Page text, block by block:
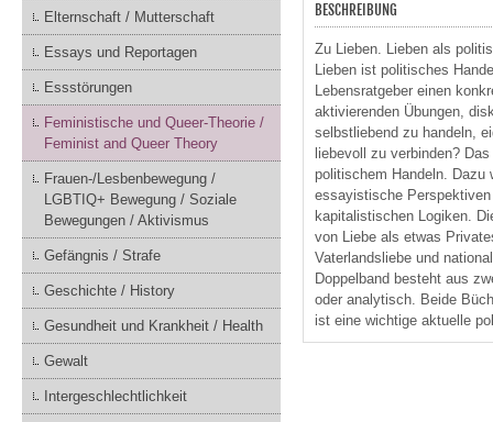
Elternschaft / Mutterschaft
Essays und Reportagen
Essstörungen
Feministische und Queer-Theorie /
Feminist and Queer Theory
Frauen-/Lesbenbewegung /
LGBTIQ+ Bewegung / Soziale
Bewegungen / Aktivismus
Gefängnis / Strafe
Geschichte / History
Gesundheit und Krankheit / Health
Gewalt
Intergeschlechtlichkeit
BESCHREIBUNG
Zu Lieben. Lieben als
Lieben ist politisches
Lebensratgeber einen
aktivierenden Übungen,
selbstliebend zu handeln,
liebevoll zu verbinden?
politischem Handeln. Dazu
essayistische
kapitalistischen Logiken.
von Liebe als etwas
Vaterlandsliebe und
Doppelband besteht aus
oder analytisch. Beide
ist eine wichtige aktuelle